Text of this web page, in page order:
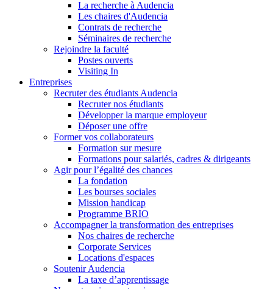
La recherche à Audencia
Les chaires d'Audencia
Contrats de recherche
Séminaires de recherche
Rejoindre la faculté
Postes ouverts
Visiting In
Entreprises
Recruter des étudiants Audencia
Recruter nos étudiants
Développer la marque employeur
Déposer une offre
Former vos collaborateurs
Formation sur mesure
Formations pour salariés, cadres & dirigeants
Agir pour l’égalité des chances
La fondation
Les bourses sociales
Mission handicap
Programme BRIO
Accompagner la transformation des entreprises
Nos chaires de recherche
Corporate Services
Locations d'espaces
Soutenir Audencia
La taxe d’apprentissage